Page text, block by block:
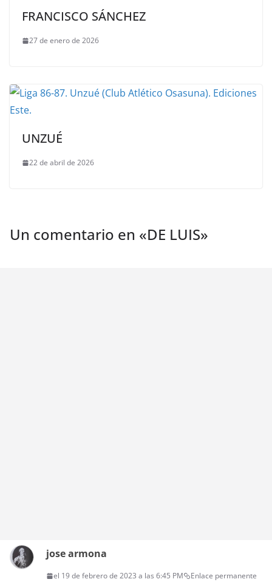
FRANCISCO SÁNCHEZ
27 de enero de 2026
UNZUÉ
22 de abril de 2026
Un comentario en «DE LUIS»
jose armona
el 19 de febrero de 2023 a las 6:45 PM Enlace permanente